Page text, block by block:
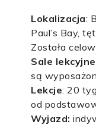
Lokalizacja:
Paul’s Bay,
Została
Sale lekcyjne
są
Lekcje: 20
od
Wyjazd: